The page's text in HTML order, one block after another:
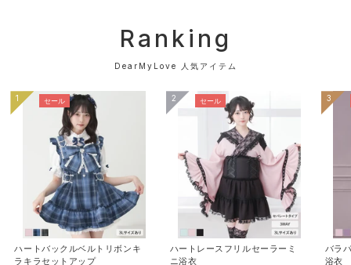
※再販がない商品もございます。ご了承ください。
《素材》[本体]ポリエステル : 97% / ポリウレタン :
3% / [オーガンジー、レース]ポリエステル : 100% /
[刺?糸]レーヨン : 100% /
《透け感》ややあり 《生地の厚さ》普通 《裏地》なし
《伸縮性》なし《生産国》中国
Ranking
DearMyLove 人気アイテム
1 セール
ハートバックルベルトリボンキ
ラキラセットアップ
2 セール
ハートレースフリルセーラーミ
ニ浴衣
3
バラ
浴衣